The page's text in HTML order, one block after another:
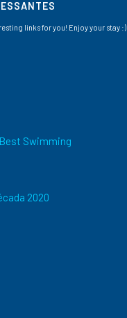
links for you! Enjoy your stay :)
Swimming
2020